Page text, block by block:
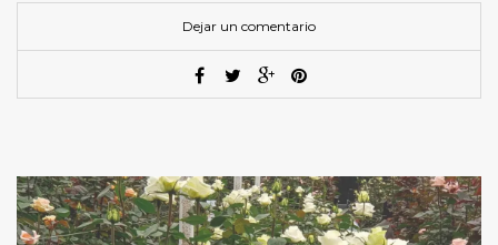
Dejar un comentario